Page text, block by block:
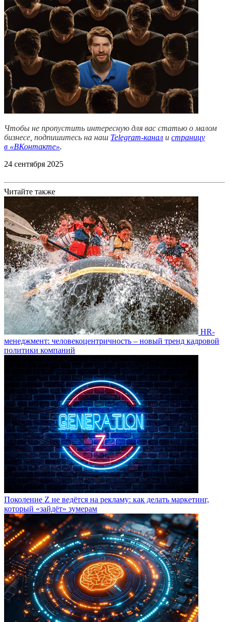
Чтобы не пропустить интересную для вас статью о малом
бизнесе, подпишитесь на наш Telegram-канал и страницу
в «ВКонтакте».
24 сентября 2025
Читайте также
HR-
менеджмент: человекоцентричность – новый тренд кадровой
политики компаний
Поколение Z не ведётся на рекламу: как делать маркетинг,
который «зайдёт» зумерам